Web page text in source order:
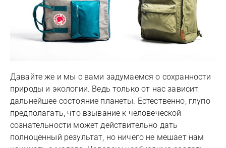
Давайте же и мы с вами задумаемся о сохранности
природы и экологии. Ведь только от нас зависит
дальнейшее состояние планеты. Естественно, глупо
предполагать, что взывание к человеческой
сознательности может действительно дать
полноценный результат, но ничего не мешает нам